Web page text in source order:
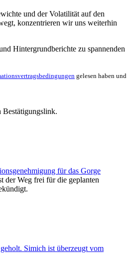
und der Volatilität auf den
konzentrieren wir uns weiterhin
Hintergrundberichte zu spannenden
gelesen haben und
Bestätigungslink.
für das Gorge
der Weg frei für die geplanten
Simich ist überzeugt vom